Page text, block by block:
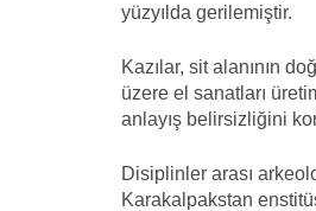
yüzyılda gerilemiştir.
Kazılar, sit alanının
üzere el sanatları
anlayış belirsizliğini
Disiplinler arası
Karakalpakstan